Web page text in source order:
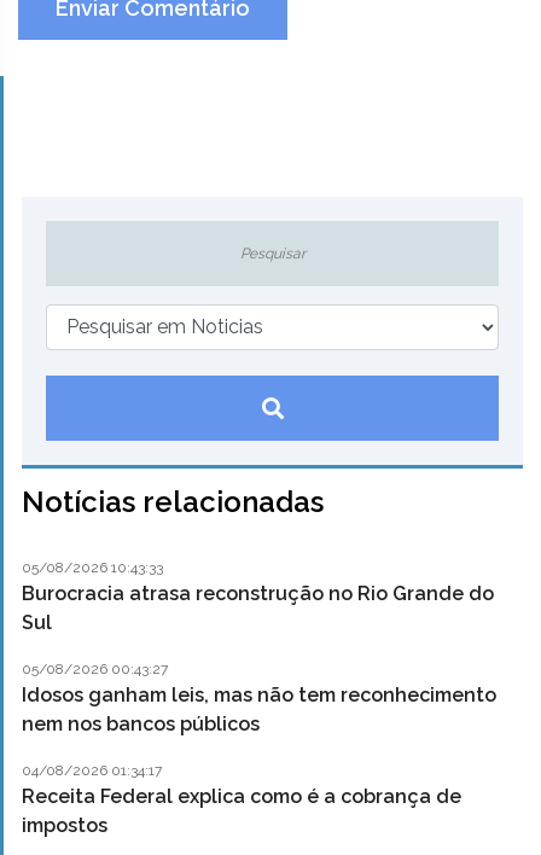
Enviar Comentário
Notícias relacionadas
05/08/2026 10:43:33
Burocracia atrasa reconstrução no Rio Grande do
Sul
05/08/2026 00:43:27
Idosos ganham leis, mas não tem reconhecimento
nem nos bancos públicos
04/08/2026 01:34:17
Receita Federal explica como é a cobrança de
impostos